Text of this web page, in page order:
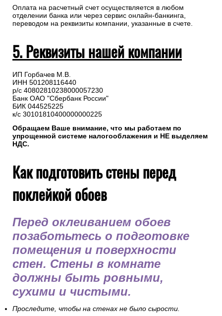
Оплата на расчетный счет осуществляется в любом
отделении банка или через сервис онлайн-банкинга,
переводом на реквизиты компании, указанные в счете.
5. Реквизиты нашей компании
ИП Горбачев М.В.
ИНН 501208116440
р/с 40802810238000057230
Банк ОАО "Сбербанк России"
БИК 044525225
к/с 30101810400000000225
Обращаем Ваше внимание, что мы работаем по
упрощенной системе налогооблажения и НЕ выделяем
НДС.
Как подготовить стены перед
поклейкой обоев
Перед оклеиванием обоев
позаботьтесь о подготовке
помещения и поверхности
стен. Стены в комнате
должны быть ровными,
сухими и чистыми.
Проследите, чтобы на стенах не было сырости.